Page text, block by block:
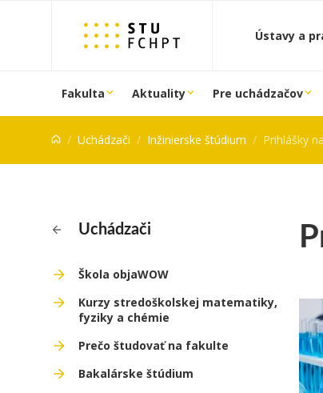
Ústavy a
Fakulta Aktuality Pre uchádzačov
Uchádzači Inžinierske štúdium Prihlášky
Uchádzači
Škola objaWOW
Kurzy stredoškolskej matematiky,
fyziky a chémie
Prečo študovať na fakulte
Bakalárske štúdium